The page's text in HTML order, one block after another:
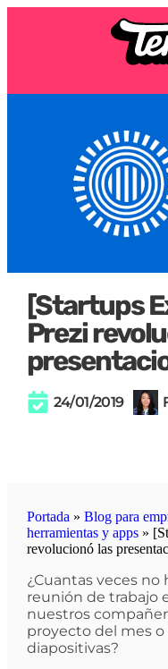
[Startups
Prezi
24/01/2019
Portada » Blog para
herramientas y apps»
revolucionó las
¿Cuantas veces no
reunión de trabajo
nuestros
proyecto del mes o
diapositivas?